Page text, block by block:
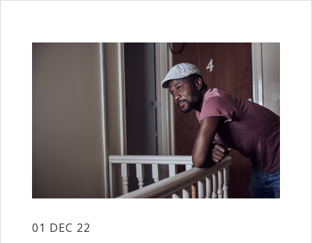
01 DEC 22